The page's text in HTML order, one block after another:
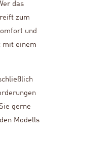
das
zum
und
mit einem
gerne
Modells